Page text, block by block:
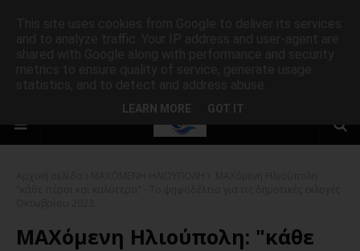
ΜΑΧόμενη Ηλιούπολη: "κάθε
LEARN MORE GOT IT